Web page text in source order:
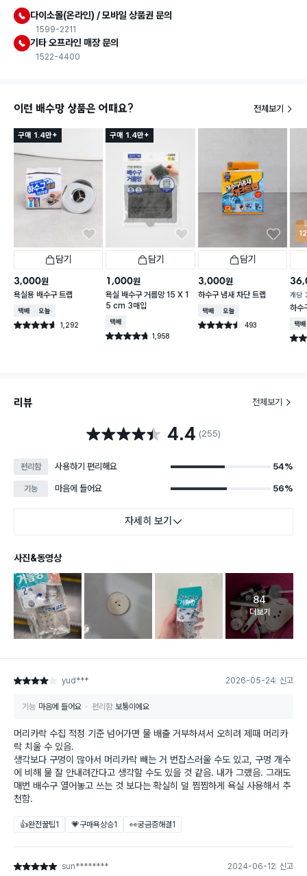
다이소몰(온라인) / 모바일 상품권 문의
1599-2211
기타 오프라인 매장 문의
1522-4400
이런 배수망 상품은 어때요? 전체보기
구매 1.4만+
담기
3,000원
욕실용 배수구 트랩
택배배송오늘배송
별점 4.6점 1,292
건 작성
구매 1.4만+
담기
1,000원
욕실 배수구 거름망 15 X 1
5 cm 3매입
택배배송
별점 4.7점 1,958
건 작성
담기
3,000원
하수구 냄새 차단 트랩
택배배송오늘배송
별점 4.5점 493
건 작성
개당
하수
택배
별점
리뷰 전체보기
별점 4.4점 4.4 (255)
편리함 사용하기 편리해요 54%
기능 마음에 들어요 56%
자세히 보기
사진&동영상
고객 리뷰
84
더보기
별점 4점 yud*** 2026-05-24 신고
기능 마음에 들어요 편리함 보통이에요
머리카락 수집 적정 기준 넘어가면 물 배출 거부하셔서 오히려 제때 머리카
락 치울 수 있음.
생각보다 구멍이 많아서 머리카락 빼는 거 번잡스러울 수도 있고, 구멍 개수
에 비해 물 잘 안내려간다고 생각할 수도 있을 것 같음. 내가 그랬음. 그래도
매번 배수구 열어놓고 쓰는 것 보다는 확실히 덜 찜찜하게 욕실 사용해서 추
천함.
👍완전꿀팁1 💗구매욕상승1 👀궁금증해결1
별점 5점 sun******** 2024-06-12 신고